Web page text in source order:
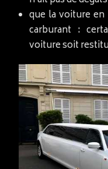
que la voiture
carburant :
voiture soit